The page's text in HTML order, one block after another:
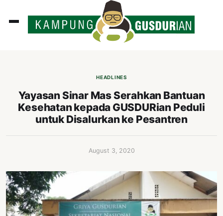
HEADLINES
Yayasan Sinar Mas Serahkan Bantuan
Kesehatan kepada GUSDURian Peduli
untuk Disalurkan ke Pesantren
August 3, 2020